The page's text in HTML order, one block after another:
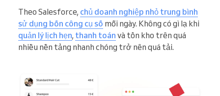
Theo Salesforce, chủ doanh nghiệp nhỏ trung bình
sử dụng bốn công cụ số mỗi ngày. Không có gì lạ khi
quản lý lịch hẹn, thanh toán và tồn kho trên quá
nhiều nền tảng nhanh chóng trở nên quá tải.